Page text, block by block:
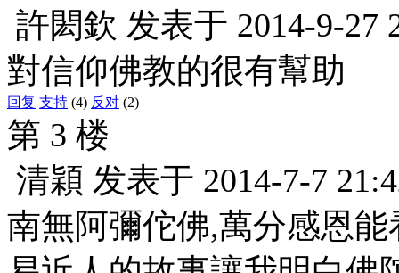
許閎欽 发表于 2014-9-27
對信仰佛教的很有幫助
回复 支持 (4) 反对 (2)
第 3 楼
清穎 发表于 2014-7-7
南無阿彌佗佛,萬分感恩